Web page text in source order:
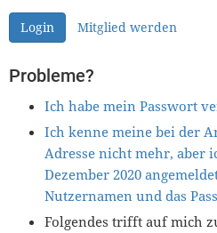
Login Mitglied werden
Probleme?
Ich habe mein Passwort
Ich kenne meine bei der
Adresse nicht mehr, aber
Dezember 2020
Nutzernamen und das
Folgendes trifft auf mich